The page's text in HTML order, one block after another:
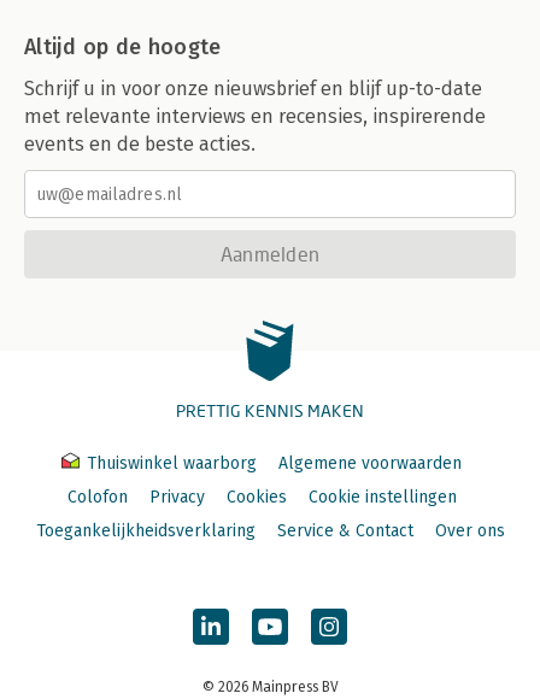
Altijd op de hoogte
Schrijf u in voor onze nieuwsbrief en blijf up-to-date
met relevante interviews en recensies, inspirerende
events en de beste acties.
Aanmelden
PRETTIG KENNIS MAKEN
Thuiswinkel waarborg
Algemene voorwaarden
Colofon
Privacy Cookies
Cookie instellingen
Toegankelijkheidsverklaring
Service & Contact Over ons
© 2026 Mainpress BV